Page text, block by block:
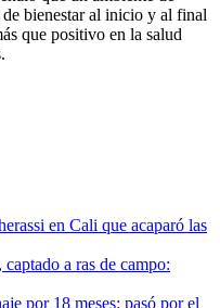
bienestar al inicio y al final
que positivo en la salud
en Cali que acaparó las
a ras de campo:
por 18 meses: pasó por el